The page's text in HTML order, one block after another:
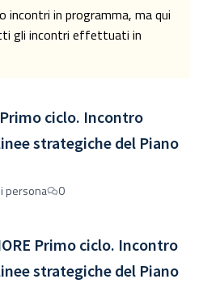
in programma, ma qui
gli incontri effettuati in
Primo ciclo. Incontro
strategiche del Piano
persona 0
Primo ciclo. Incontro
strategiche del Piano